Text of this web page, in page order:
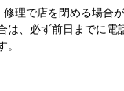
理で店を閉める場合
は、必ず前日までに電